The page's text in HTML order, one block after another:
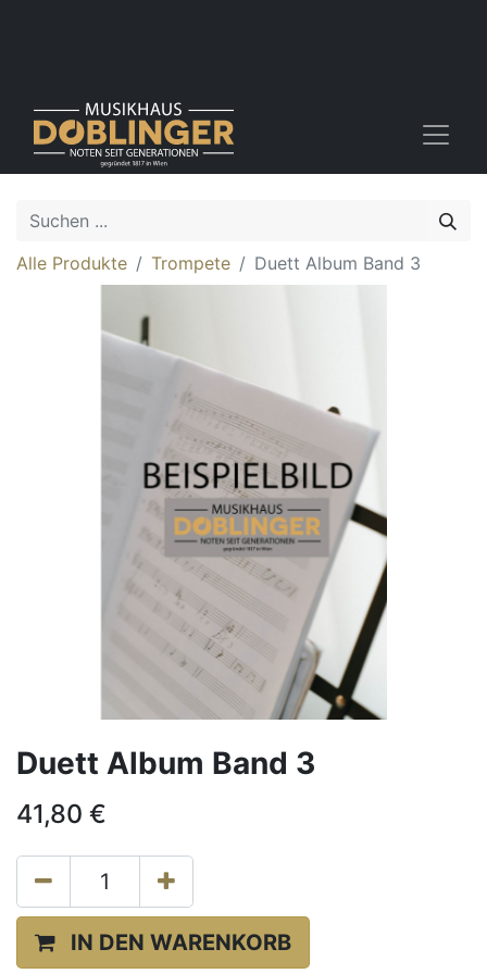
Alle Produkte Trompete Duett Album Band 3
Duett Album Band 3
41,80 €
IN DEN WARENKORB